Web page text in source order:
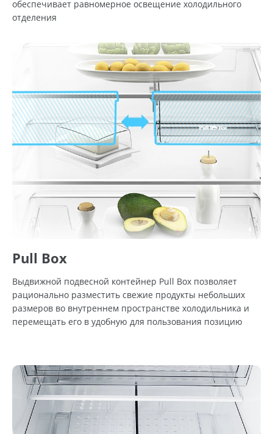
обеспечивает равномерное освещение холодильного
отделения
Pull Box
Выдвижной подвесной контейнер Pull Box позволяет
рационально разместить свежие продукты небольших
размеров во внутреннем пространстве холодильника и
перемещать его в удобную для пользования позицию